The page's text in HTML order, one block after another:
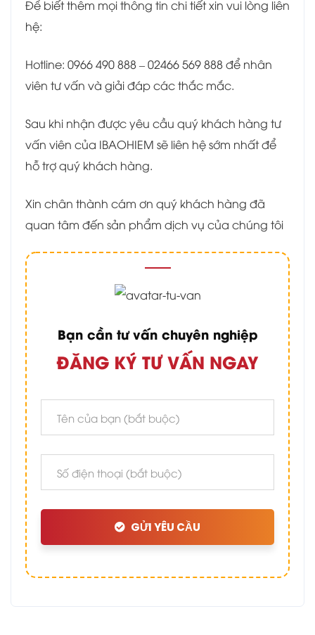
Để biết thêm mọi thông tin chi tiết xin vui lòng liên
hệ:
Hotline: 0966 490 888 – 02466 569 888 để nhân
viên tư vấn và giải đáp các thắc mắc.
Sau khi nhận được yêu cầu quý khách hàng tư
vấn viên của IBAOHIEM sẽ liên hệ sớm nhất để
hỗ trợ quý khách hàng.
Xin chân thành cám ơn quý khách hàng đã
quan tâm đến sản phẩm dịch vụ của chúng tôi
Bạn cần tư vấn chuyên nghiệp
ĐĂNG KÝ TƯ VẤN NGAY
GỬI YÊU CẦU